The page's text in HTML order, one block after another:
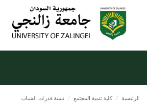
الرئيسية كلية تنمية المجتمع تنمية قدرات الشباب